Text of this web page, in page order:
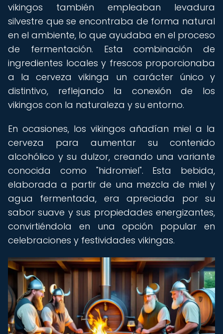
vikingos también empleaban levadura
silvestre que se encontraba de forma natural
en el ambiente, lo que ayudaba en el proceso
de fermentación. Esta combinación de
ingredientes locales y frescos proporcionaba
a la cerveza vikinga un carácter único y
distintivo, reflejando la conexión de los
vikingos con la naturaleza y su entorno.
En ocasiones, los vikingos añadían miel a la
cerveza para aumentar su contenido
alcohólico y su dulzor, creando una variante
conocida como "hidromiel". Esta bebida,
elaborada a partir de una mezcla de miel y
agua fermentada, era apreciada por su
sabor suave y sus propiedades energizantes,
convirtiéndola en una opción popular en
celebraciones y festividades vikingas.